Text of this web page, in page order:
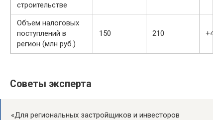
строительстве
Объем налоговых
поступлений в
регион (млн руб.)
150 210 +40%
Советы эксперта
«Для региональных застройщиков и инвесторов